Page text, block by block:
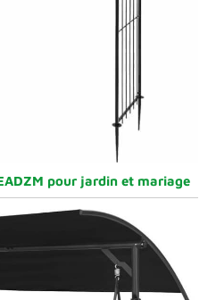
pour jardin et mariage